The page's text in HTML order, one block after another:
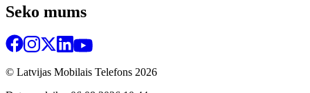
Seko mums
© Latvijas Mobilais Telefons 2026